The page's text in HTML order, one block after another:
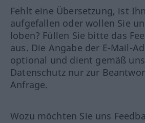
Fehlt eine Übersetzung, ist
aufgefallen oder wollen Sie
loben? Füllen Sie bitte das
aus. Die Angabe der E-Mail-
optional und dient gemäß
Datenschutz nur zur
Anfrage.
Wozu möchten Sie uns